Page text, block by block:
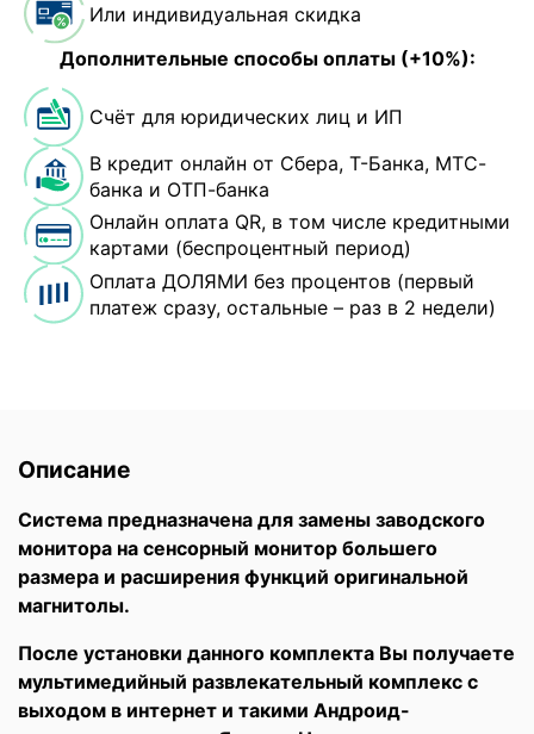
Или индивидуальная скидка
Дополнительные способы оплаты (+10%):
Счёт для юридических лиц и ИП
В кредит онлайн от Сбера, Т-Банка, МТС-
банка и ОТП-банка
Онлайн оплата QR, в том числе кредитными
картами (беспроцентный период)
Оплата ДОЛЯМИ без процентов (первый
платеж сразу, остальные – раз в 2 недели)
Описание
Система предназначена для замены заводского
монитора на сенсорный монитор большего
размера и расширения функций оригинальной
магнитолы.
После установки данного комплекта Вы получаете
мультимедийный развлекательный комплекс с
выходом в интернет и такими Андроид-